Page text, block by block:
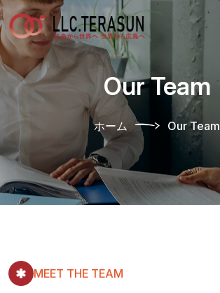
Our Team
ホーム Our Team
MEET THE TEAM